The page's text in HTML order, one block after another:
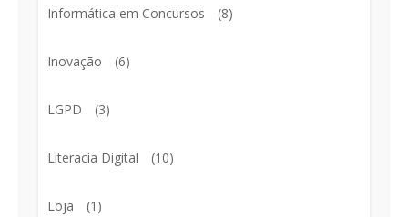
Informática em Concursos (8)
Inovação (6)
LGPD (3)
Literacia Digital (10)
Loja (1)